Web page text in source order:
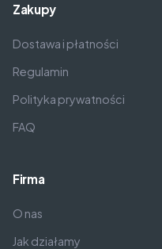
Zakupy
Dostawa i płatności
Regulamin
Polityka prywatności
FAQ
Firma
O nas
Jak działamy